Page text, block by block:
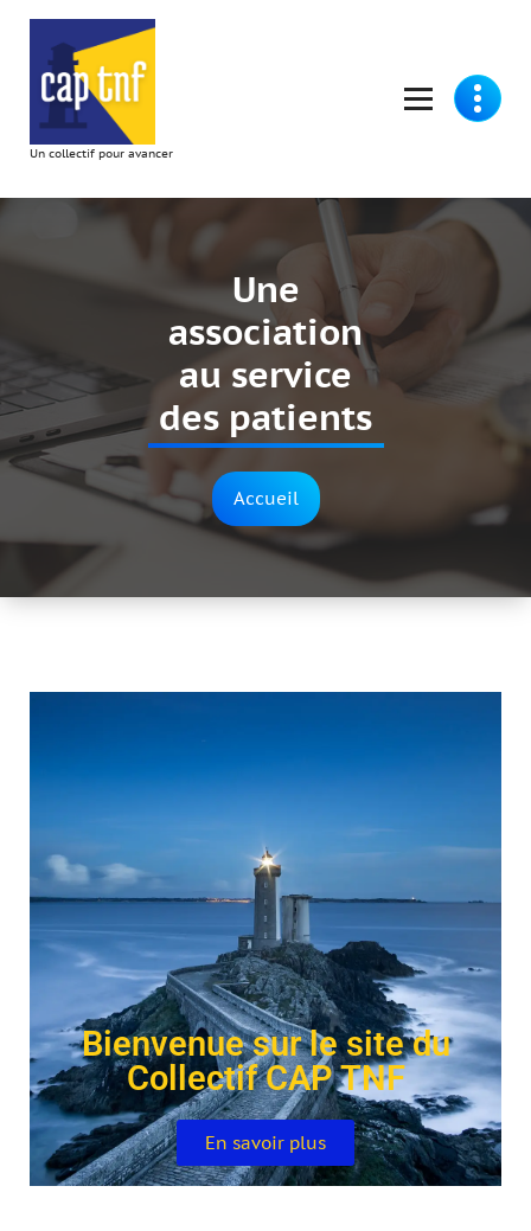
Un collectif pour avancer
Une
association
au service
des patients
Accueil
Bienvenue sur le site du
Collectif CAP TNF
En savoir plus